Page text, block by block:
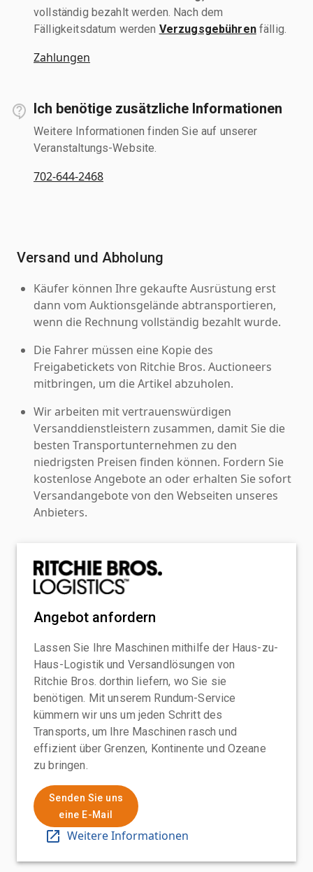
vollständig bezahlt werden. Nach dem
Fälligkeitsdatum werden Verzugsgebührenfällig.
Zahlungen
Ich benötige zusätzliche Informationen
Weitere Informationen finden Sie auf unserer
Veranstaltungs-Website.
702-644-2468
Versand und Abholung
Käufer können Ihre gekaufte Ausrüstung erst
dann vom Auktionsgelände abtransportieren,
wenn die Rechnung vollständig bezahlt wurde.
Die Fahrer müssen eine Kopie des
Freigabetickets von Ritchie Bros. Auctioneers
mitbringen, um die Artikel abzuholen.
Wir arbeiten mit vertrauenswürdigen
Versanddienstleistern zusammen, damit Sie die
besten Transportunternehmen zu den
niedrigsten Preisen finden können. Fordern Sie
kostenlose Angebote an oder erhalten Sie sofort
Versandangebote von den Webseiten unseres
Anbieters.
Angebot anfordern
Lassen Sie Ihre Maschinen mithilfe der Haus-zu-
Haus-Logistik und Versandlösungen von
Ritchie Bros. dorthin liefern, wo Sie sie
benötigen. Mit unserem Rundum-Service
kümmern wir uns um jeden Schritt des
Transports, um Ihre Maschinen rasch und
effizient über Grenzen, Kontinente und Ozeane
zu bringen.
Senden Sie uns
eine E-Mail
Weitere Informationen